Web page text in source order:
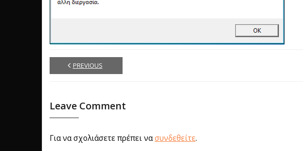
PREVIOUS
Leave Comment
Για να σχολιάσετε πρέπει νασυνδεθείτε.